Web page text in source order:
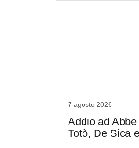
7 agosto 2026
Addio ad
Totò, De Sica